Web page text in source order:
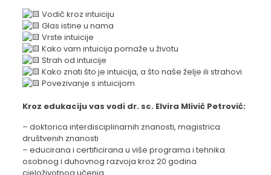
Vodič kroz intuiciju
Glas istine u nama
Vrste intuicije
Kako vam intuicija pomaže u životu
Strah od intuicije
Kako znati što je intuicija, a što naše želje ili strahovi
Povezivanje s intuicijom
Kroz edukaciju vas vodi dr. sc. Elvira Mlivić Petrović:
– doktorica interdisciplinarnih znanosti, magistrica
društvenih znanosti
– educirana i certificirana u više programa i tehnika
osobnog i duhovnog razvoja kroz 20 godina